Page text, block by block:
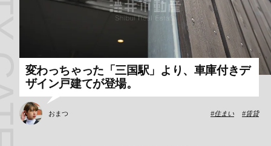
変わっちゃった「三国駅」より、車庫付きデ
ザイン戸建てが登場。
おまつ 住まい 賃貸